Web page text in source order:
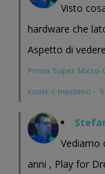
Visto
hardware che
Aspetto di
Pimax Super
vuole il massimo ·
Vediamo
anni , Play for